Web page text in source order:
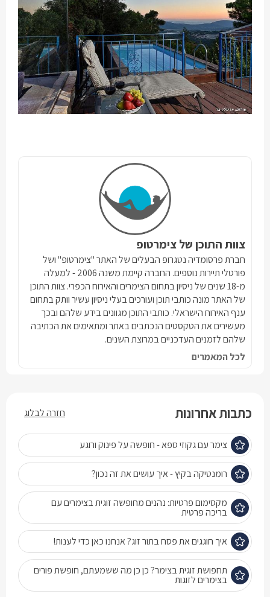
צוות התוכן של צימרטופ
חברת פרסומדיה נטגרופ הבעלים של האתר "צימרטופ" ושל
פורטלי תיירות נוספים. החברה קיימת משנה 2006 - למעלה
מ-18 שנים של ניסיון בתחום הצימרים והאירוח הכפרי. צוות התוכן
של האתר מונה כותבי תוכן ועורכים בעלי ניסיון עשיר וותק בתחום
ענף האירוח הישראלי. כותבי התוכן מגוונים בידע שלהם ובכך
מעשירים את הטקסטים הנכתבים באתר ומתאימים את הכתיבה
שלהם לזמנים העדכניים במרוצת השנים.
לכל המאמרים
כתבות אחרונות
צימר עם גקוזי ספא - חופשה על פינוק ורוגע
רומנטיקה בקיץ - איך עושים את זה נכון?
מקסימום פרטיות: נהנים מחופשה זוגית בצימרים עם
בריכה פרטית
איך חוגגים את פסח בתור זוג? אנחנו כאן כדי לענות!
תחפושת זוגית בצימר? כן כן מה ששמעתם, חופשת פורים
בצימרים לזוגות
חזרה לבלוג